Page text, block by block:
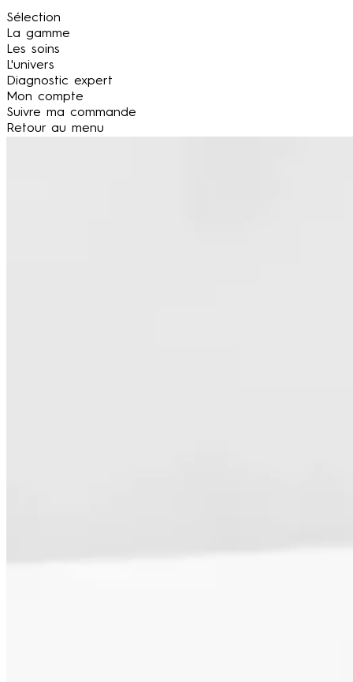
Sélection
La gamme
Les soins
L'univers
Diagnostic expert
Mon compte
Suivre ma commande
Retour au menu